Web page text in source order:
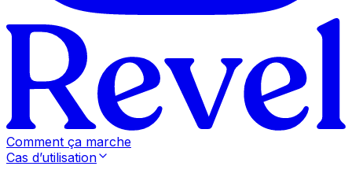
Comment ça marche
Cas d’utilisation